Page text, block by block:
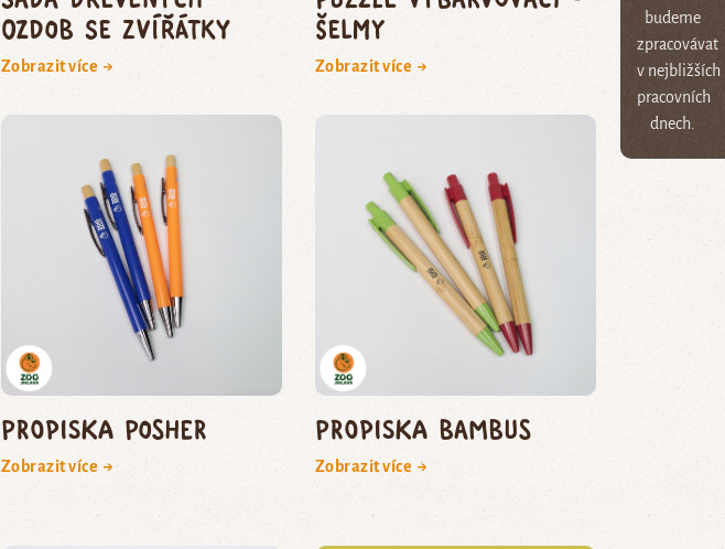
budeme
zpracovávat
v nejbližších
pracovních
dnech.
ozdob se zvířátky
Zobrazit více →
šelmy
Zobrazit více →
Propiska Posher
Zobrazit více →
Propiska bambus
Zobrazit více →